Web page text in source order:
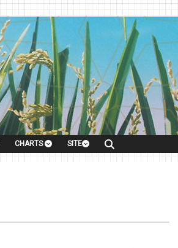
CHARTS SITE